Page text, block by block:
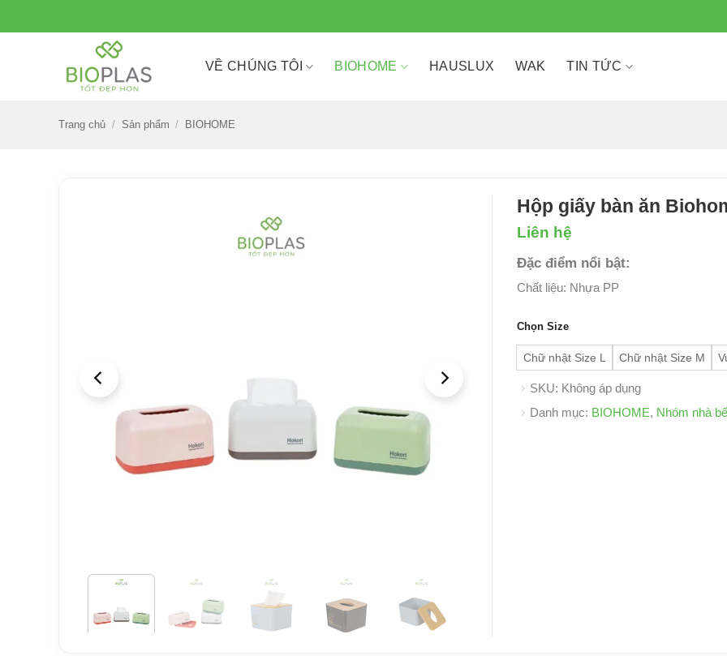
qua
VỀ CHÚNG TÔI BIOHOME HAUSLUX WAK TIN TỨC
Trang chủ / Sản phẩm / BIOHOME
Hộp giấy bàn ăn
Liên hệ
Đặc điểm nổi bật:
Chất liệu: Nhựa PP
Chọn Size
Chữ nhật Size L Chữ nhật Size M
SKU: Không áp dụng
Danh mục: BIOHOME, Nhóm nhà